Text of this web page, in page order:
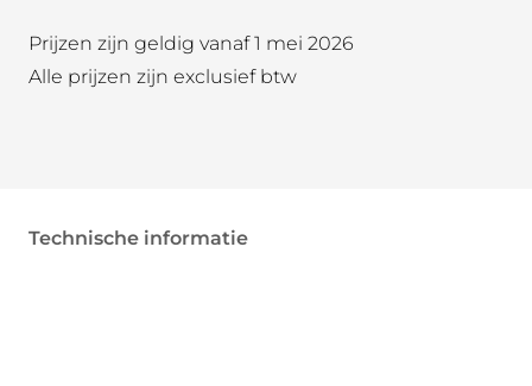
Prijzen zijn geldig vanaf 1 mei 2026
Alle prijzen zijn exclusief btw
Technische informatie